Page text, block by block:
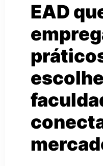
EAD